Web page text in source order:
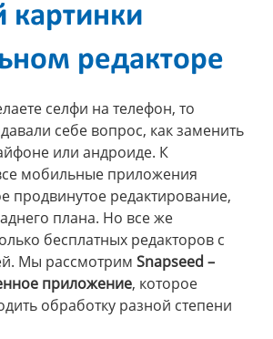
картинки
редакторе
селфи на телефон, то
себе вопрос, как заменить
или андроиде. К
мобильные приложения
продвинутое редактирование,
плана. Но все же
бесплатных редакторов с
Мы рассмотрим Snapseed –
приложение, которое
обработку разной степени